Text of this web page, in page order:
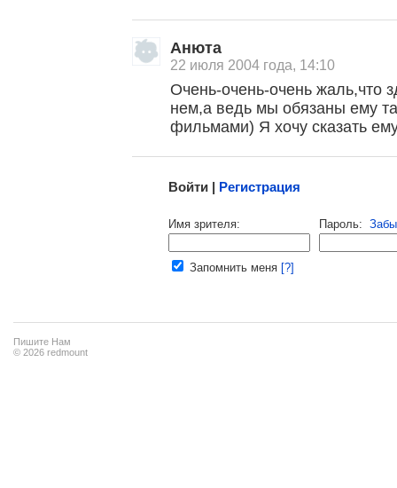
Анюта
22 июля 2004 года, 14:10
Очень-очень-очень жаль,что
нем,а ведь мы обязаны ему
фильмами) Я хочу сказать
Малосодержательные и грубые отзывы нещадно
Войти | Регистрация
Имя зрителя: Пароль:
Запомнить меня [?]
Пишите Нам
© 2026 redmount